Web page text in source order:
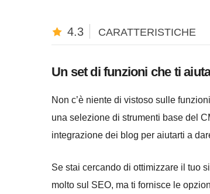
4.3 CARATTERISTICHE
Un set di funzioni che ti
Non c’è niente di vistoso sulle
una selezione di strumenti base del
integrazione dei blog per aiutarti a
Se stai cercando di ottimizzare il tuo
molto sul SEO, ma ti fornisce le